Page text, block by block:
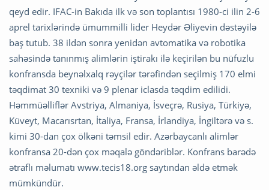
qeyd edir. IFAC-in Bakıda ilk və son toplantısı 1980-ci ilin 2-6
aprel tarixlərində ümummilli lider Heydər Əliyevin dəstəyilə
baş tutub. 38 ildən sonra yenidən avtomatika və robotika
sahəsində tanınmış alimlərin iştirakı ilə keçirilən bu nüfuzlu
konfransda beynəlxalq rəyçilər tərəfindən seçilmiş 170 elmi
təqdimat 30 texniki və 9 plenar iclasda təqdim edilidi.
Həmmüəlliflər Avstriya, Almaniya, İsveçrə, Rusiya, Türkiyə,
Küveyt, Macarısrtan, İtaliya, Fransa, İrlandiya, İngiltərə və s.
kimi 30-dan çox ölkəni təmsil edir. Azərbaycanlı alimlər
konfransa 20-dən çox məqalə göndəriblər. Konfrans barədə
ətraflı məlumatı www.tecis18.org saytından əldə etmək
mümkündür.